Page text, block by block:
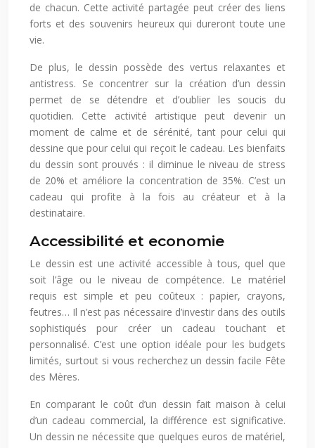
de chacun. Cette activité partagée peut créer des liens
forts et des souvenirs heureux qui dureront toute une
vie.
De plus, le dessin possède des vertus relaxantes et
antistress. Se concentrer sur la création d’un dessin
permet de se détendre et d’oublier les soucis du
quotidien. Cette activité artistique peut devenir un
moment de calme et de sérénité, tant pour celui qui
dessine que pour celui qui reçoit le cadeau. Les bienfaits
du dessin sont prouvés : il diminue le niveau de stress
de 20% et améliore la concentration de 35%. C’est un
cadeau qui profite à la fois au créateur et à la
destinataire.
Accessibilité et economie
Le dessin est une activité accessible à tous, quel que
soit l’âge ou le niveau de compétence. Le matériel
requis est simple et peu coûteux : papier, crayons,
feutres… Il n’est pas nécessaire d’investir dans des outils
sophistiqués pour créer un cadeau touchant et
personnalisé. C’est une option idéale pour les budgets
limités, surtout si vous recherchez un dessin facile Fête
des Mères.
En comparant le coût d’un dessin fait maison à celui
d’un cadeau commercial, la différence est significative.
Un dessin ne nécessite que quelques euros de matériel,